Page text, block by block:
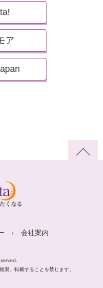
ア
会社案内
製、転載することを禁じます。